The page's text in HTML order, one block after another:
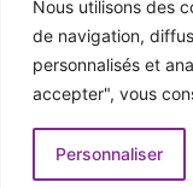
Nous utilisons des
de navigation,
personnalisés et
accepter", vous
Personnaliser
Afroman
victoire du jury
© 2026 -